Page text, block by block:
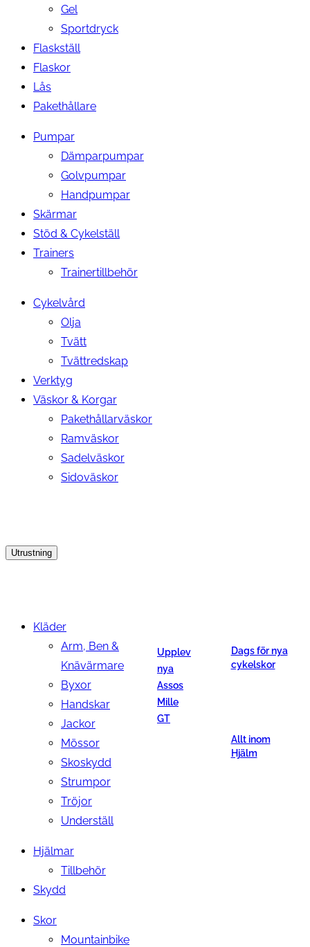
Gel
Sportdryck
Flaskställ
Flaskor
Lås
Pakethållare
Pumpar
Dämparpumpar
Golvpumpar
Handpumpar
Skärmar
Stöd & Cykelställ
Trainers
Trainertillbehör
Cykelvård
Olja
Tvätt
Tvättredskap
Verktyg
Väskor & Korgar
Pakethållarväskor
Ramväskor
Sadelväskor
Sidoväskor
Utrustning
Kläder
Arm, Ben &
Knävärmare
Byxor
Handskar
Jackor
Mössor
Skoskydd
Strumpor
Tröjor
Underställ
Hjälmar
Tillbehör
Skydd
Skor
Mountainbike
Upplev
nya
Assos
Mille
GT
Dags för nya
cykelskor
Allt inom
Hjälm